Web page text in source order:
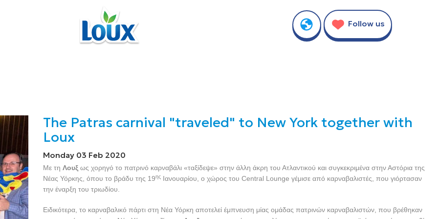
Follow us
The Patras carnival "traveled" to New York together with
Loux
Monday 03 Feb 2020
Με τη Λουξως χορηγό το πατρινό καρναβάλι «ταξίδεψε» στην άλλη άκρη του Ατλαντικού και συγκεκριμένα στην Αστόρια της
Νέας Υόρκης, όπου το βράδυ της 19ης Ιανουαρίου, ο χώρος του Central Lounge γέμισε από καρναβαλιστές, που γιόρτασαν
την έναρξη του τριωδίου.
Ειδικότερα, το καρναβαλικό πάρτι στη Νέα Υόρκη αποτελεί έμπνευση μίας ομάδας πατρινών καρναβαλιστών, που βρέθηκαν